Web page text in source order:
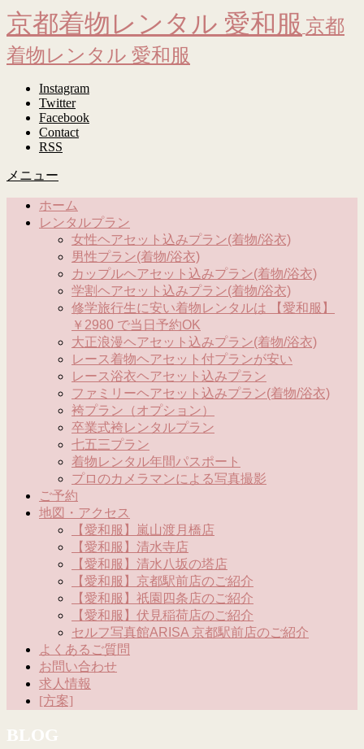
京都着物レンタル 愛和服 京都
着物レンタル 愛和服
Instagram
Twitter
Facebook
Contact
RSS
メニュー
ホーム
レンタルプラン
女性ヘアセット込みプラン(着物/浴衣)
男性プラン(着物/浴衣)
カップルヘアセット込みプラン(着物/浴衣)
学割ヘアセット込みプラン(着物/浴衣)
修学旅行生に安い着物レンタルは 【愛和服】
￥2980 で当日予約OK
大正浪漫ヘアセット込みプラン(着物/浴衣)
レース着物ヘアセット付プランが安い
レース浴衣ヘアセット込みプラン
ファミリーヘアセット込みプラン(着物/浴衣)
袴プラン（オプション）
卒業式袴レンタルプラン
七五三プラン
着物レンタル年間パスポート
プロのカメラマンによる写真撮影
ご予約
地図・アクセス
【愛和服】嵐山渡月橋店
【愛和服】清水寺店
【愛和服】清水八坂の塔店
【愛和服】京都駅前店のご紹介
【愛和服】祇園四条店のご紹介
【愛和服】伏見稲荷店のご紹介
セルフ写真館ARISA 京都駅前店のご紹介
よくあるご質問
お問い合わせ
求人情報
[方案]
BLOG